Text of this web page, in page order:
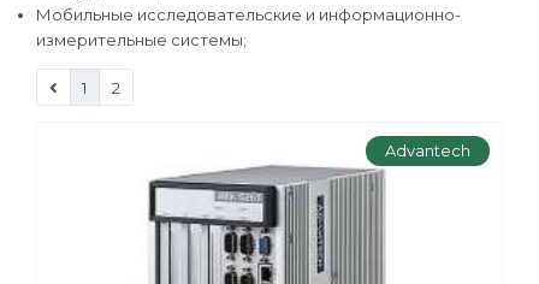
Мобильные исследовательские и информационно-
измерительные системы;
1 2
Advantech